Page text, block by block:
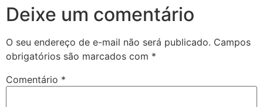
Deixe um comentário
O seu endereço de e-mail não será publicado. Campos
obrigatórios são marcados com *
Comentário *